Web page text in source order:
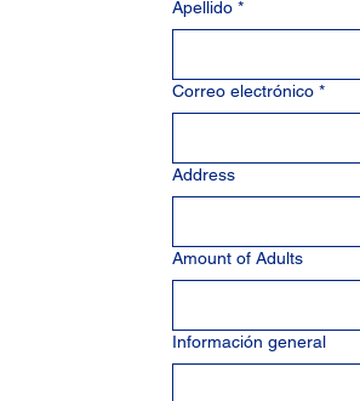
Apellido *
Correo electrónico *
Address
Amount of Adults
Información general